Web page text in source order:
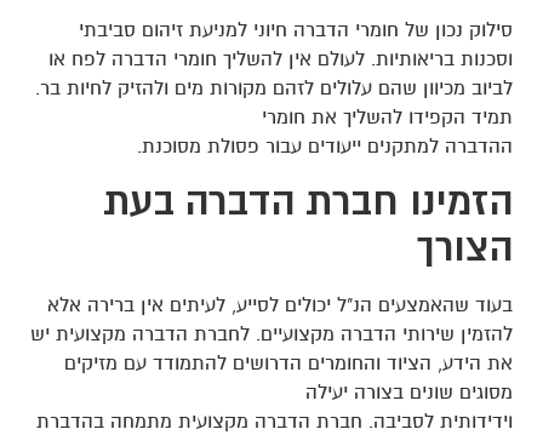
סילוק נכון של חומרי הדברה חיוני למניעת זיהום סביבתי
וסכנות בריאותיות. לעולם אין להשליך חומרי הדברה לפח או
לביוב מכיוון שהם עלולים לזהם מקורות מים ולהזיק לחיות בר.
תמיד הקפידו להשליך את חומרי
ההדברה למתקנים ייעודים עבור פסולת מסוכנת.
הזמינו חברת הדברה בעת
הצורך
בעוד שהאמצעים הנ"ל יכולים לסייע, לעיתים אין ברירה אלא
להזמין שירותי הדברה מקצועיים. לחברת הדברה מקצועית יש
את הידע, הציוד והחומרים הדרושים להתמודד עם מזיקים
מסוגים שונים בצורה יעילה
וידידותית לסביבה. חברת הדברה מקצועית מתמחה בהדברת